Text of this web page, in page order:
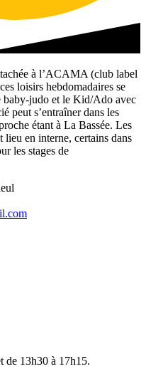
à l’ACAMA (club label
loisirs hebdomadaires se
baby-judo et le Kid/Ado avec
peut s’entraîner dans les
étant à La Bassée. Les
lieu en interne, certains dans
les stages de
de 13h30 à 17h15.